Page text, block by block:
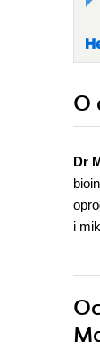
O
Dr
i